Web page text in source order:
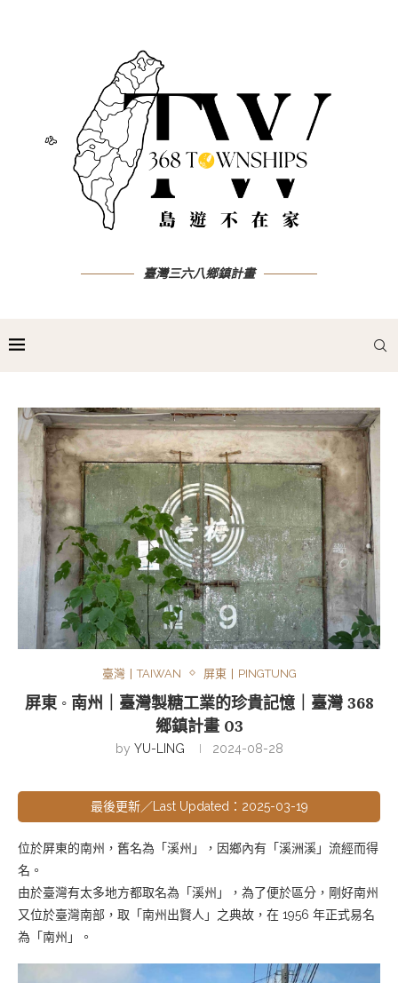
臺灣三六八鄉鎮計畫
臺灣丨TAIWAN 屏東丨PINGTUNG
屏東 ◦ 南州｜臺灣製糖工業的珍貴記憶｜臺灣 368
鄉鎮計畫 03
by YU-LING 2024-08-28
最後更新／Last Updated：2025-03-19
位於屏東的南州，舊名為「溪州」，因鄉內有「溪洲溪」流經而得
名。
由於臺灣有太多地方都取名為「溪州」，為了便於區分，剛好南州
又位於臺灣南部，取「南州出賢人」之典故，在 1956 年正式易名
為「南州」。